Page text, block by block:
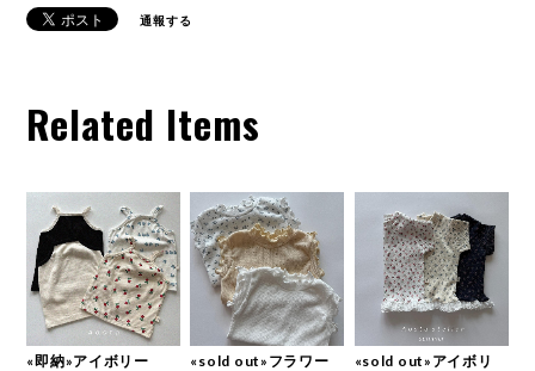
通報する
Related Items
«即納»アイボリー
«sold out»フラワー
«sold out»アイボリ